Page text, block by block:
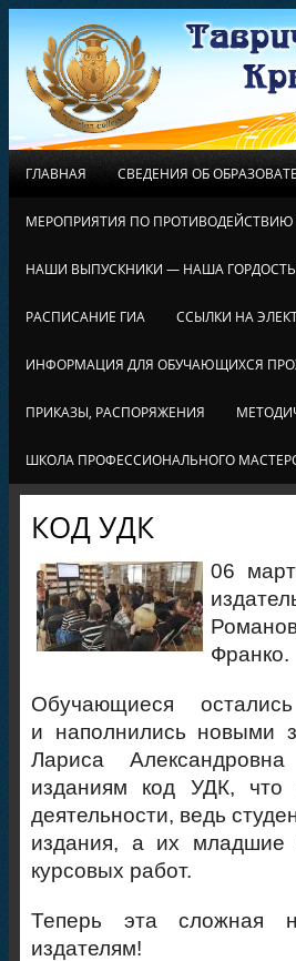
ГЛАВНАЯ СВЕДЕНИЯ ОБ
МЕРОПРИЯТИЯ ПО ПРОТИВОДЕЙСТВИЮ
НАШИ ВЫПУСКНИКИ — НАША
РАСПИСАНИЕ ГИА ССЫЛКИ НА
ИНФОРМАЦИЯ ДЛЯ ОБУЧАЮЩИХСЯ
ПРИКАЗЫ, РАСПОРЯЖЕНИЯ
ШКОЛА ПРОФЕССИОНАЛЬНОГО
КОД УДК
06
Франко.
Обучающиеся
и наполнились новыми
Лариса
изданиям код УДК,
деятельности, ведь
издания, а их младшие
курсовых работ.
Теперь эта сложная
издателям!